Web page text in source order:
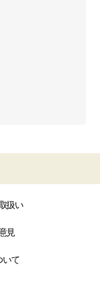
扱い
見
いて